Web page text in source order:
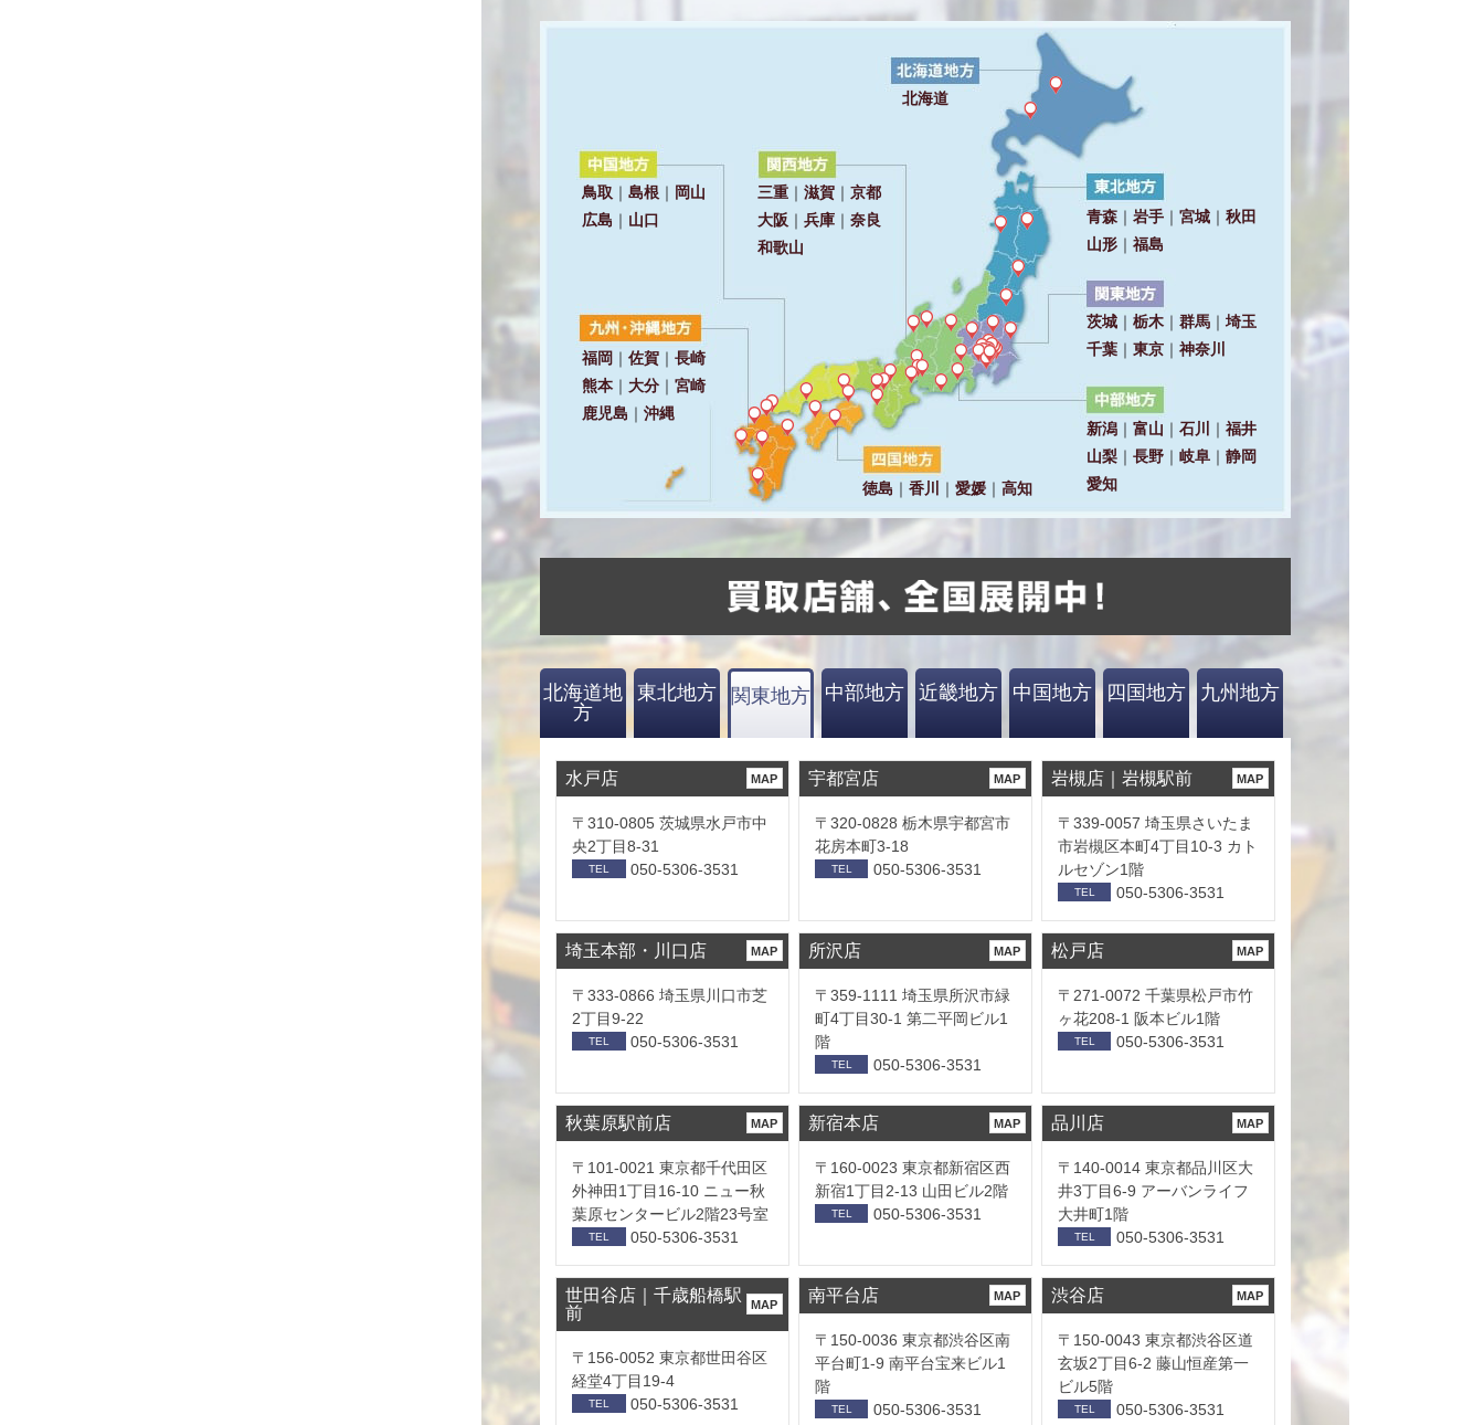
北海道地
方
東北地方 関東地方 中部地方 近畿地方 中国地方 四国地方 九州地方
水戸店 MAP
〒310-0805 茨城県水戸市中
央2丁目8-31
TEL 050-5306-3531
宇都宮店 MAP
〒320-0828 栃木県宇都宮市
花房本町3-18
TEL 050-5306-3531
岩槻店｜岩槻駅前 MAP
〒339-0057 埼玉県さいたま
市岩槻区本町4丁目10-3 カト
ルセゾン1階
TEL 050-5306-3531
埼玉本部・川口店 MAP
〒333-0866 埼玉県川口市芝
2丁目9-22
TEL 050-5306-3531
所沢店 MAP
〒359-1111 埼玉県所沢市緑
町4丁目30-1 第二平岡ビル1
階
TEL 050-5306-3531
松戸店 MAP
〒271-0072 千葉県松戸市竹
ヶ花208-1 阪本ビル1階
TEL 050-5306-3531
秋葉原駅前店 MAP
〒101-0021 東京都千代田区
外神田1丁目16-10 ニュー秋
葉原センタービル2階23号室
TEL 050-5306-3531
新宿本店 MAP
〒160-0023 東京都新宿区西
新宿1丁目2-13 山田ビル2階
TEL 050-5306-3531
品川店 MAP
〒140-0014 東京都品川区大
井3丁目6-9 アーバンライフ
大井町1階
TEL 050-5306-3531
世田谷店｜千歳船橋駅
前
MAP
〒156-0052 東京都世田谷区
経堂4丁目19-4
TEL 050-5306-3531
南平台店 MAP
〒150-0036 東京都渋谷区南
平台町1-9 南平台宝来ビル1
階
TEL 050-5306-3531
渋谷店 MAP
〒150-0043 東京都渋谷区道
玄坂2丁目6-2 藤山恒産第一
ビル5階
TEL 050-5306-3531